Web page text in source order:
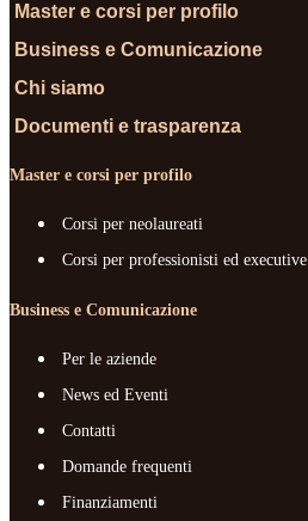
Master e corsi per profilo
Business e Comunicazione
Chi siamo
Documenti e trasparenza
Master e corsi per profilo
Corsi per neolaureati
Corsi per professionisti ed executive
Business e Comunicazione
Per le aziende
News ed Eventi
Contatti
Domande frequenti
Finanziamenti